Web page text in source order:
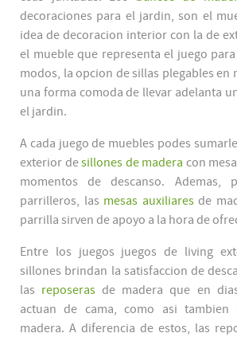
decoraciones para el jardin, son el
idea de decoracion interior con la de
el mueble que representa el juego
modos, la opcion de sillas plegables en
una forma comoda de llevar adelanta
el jardin.
A cada juego de muebles podes
exterior desillones de madera con
momentos de descanso. Ademas,
parrilleros, las mesas auxiliaresde
parrilla sirven de apoyo a la hora de
Entre los juegos juegos de living
sillones brindan la satisfaccion de
las reposerasde madera que en
actuan de cama, como asi tambien
madera. A diferencia de estos, las